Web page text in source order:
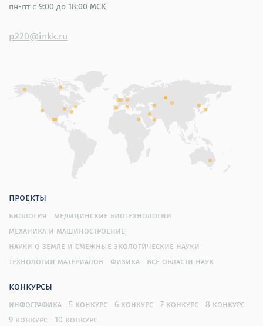
пн-пт с 9:00 до 18:00 МСК
p220@inkk.ru
проекты
биология
медицинские биотехнологии
механика и машиностроение
науки о земле и смежные экологические науки
технологии материалов
физика все области наук
конкурсы
инфографика 5 конкурс 6 конкурс 7 конкурс
8 конкурс
9 конкурс
10 конкурс